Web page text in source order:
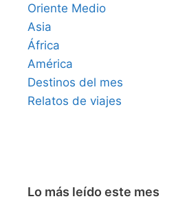
Oriente Medio
Asia
África
América
Destinos del mes
Relatos de viajes
Lo más leído este mes